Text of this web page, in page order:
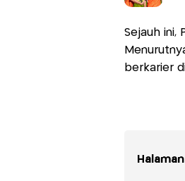
Sejauh ini,
berkarier